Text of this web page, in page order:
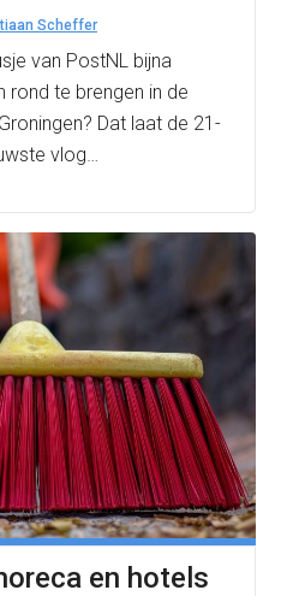
Scheffer
van PostNL bijna
te brengen in de
Dat laat de 21-
vlog…
en hotels